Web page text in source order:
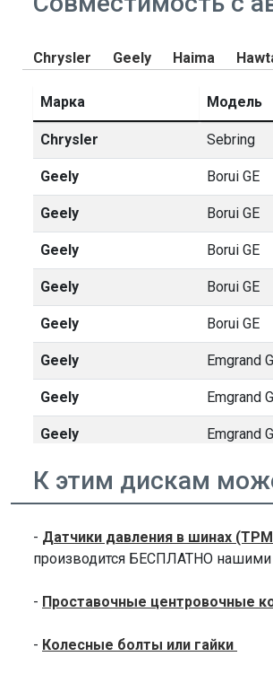
Chrysler Geely Haima
Марка Модель
Chrysler Sebring
Geely Borui GE
Geely Borui GE
Geely Borui GE
Geely Borui GE
Geely Borui GE
Geely Emgrand
Geely Emgrand
Geely Emgrand
Geely
Geely GC9
Geely GC9
Geely GC9
К этим дискам
- Датчики давления в шинах
производится БЕСПЛАТНО нашими
- Проставочные центровочные
- Колесные болты или гайки